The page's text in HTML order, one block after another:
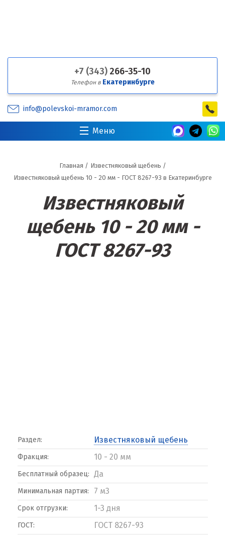
+7 (343) 266-35-10
Телефон в Екатеринбурге
info@polevskoi-mramor.com
Меню
Главная / Известняковый щебень /
Известняковый щебень 10 - 20 мм - ГОСТ 8267-93 в Екатеринбурге
Известняковый
щебень 10 - 20 мм -
ГОСТ 8267-93
Раздел: Известняковый щебень
Фракция: 10 - 20 мм
Бесплатный образец: Да
Минимальная партия: 7 м3
Срок отгрузки: 1-3 дня
ГОСТ: ГОСТ 8267-93